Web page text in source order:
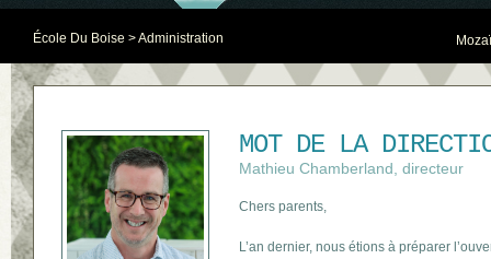
École Du Boise > Administration
MOT DE LA
Mathieu Chamberland, directeur
Chers parents,
L’an dernier, nous étions à préparer